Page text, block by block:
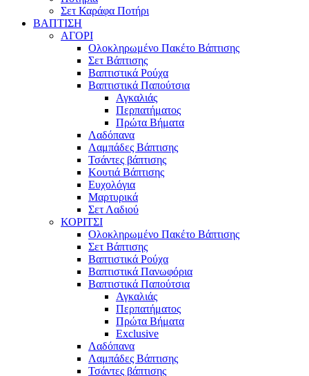
Σετ Καράφα Ποτήρι
ΒΑΠΤΙΣΗ
ΑΓΟΡΙ
Ολοκληρωμένο Πακέτο Βάπτισης
Σετ Βάπτισης
Βαπτιστικά Ρούχα
Βαπτιστικά Παπούτσια
Αγκαλιάς
Περπατήματος
Πρώτα Βήματα
Λαδόπανα
Λαμπάδες Βάπτισης
Τσάντες βάπτισης
Κουτιά Βάπτισης
Ευχολόγια
Μαρτυρικά
Σετ Λαδιού
ΚΟΡΙΤΣΙ
Ολοκληρωμένο Πακέτο Βάπτισης
Σετ Βάπτισης
Βαπτιστικά Ρούχα
Βαπτιστικά Πανωφόρια
Βαπτιστικά Παπούτσια
Αγκαλιάς
Περπατήματος
Πρώτα Βήματα
Exclusive
Λαδόπανα
Λαμπάδες Βάπτισης
Τσάντες βάπτισης